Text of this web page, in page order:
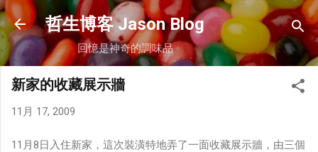
跳到主要內容
哲生博客 Jason Blog
回憶是神奇的調味品
新家的收藏展示牆
11月 17, 2009
11月8日入住新家，這次裝潢特地弄了一面收藏展示牆，由三個